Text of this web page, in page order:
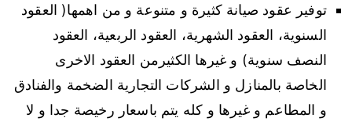
توفير عقود صيانة كثيرة و متنوعة و من اهمها( العقود
السنوية، العقود الشهرية، العقود الربعية، العقود
النصف سنوية) و غيرها الكثيرمن العقود الاخرى
الخاصة بالمنازل و الشركات التجارية الضخمة والفنادق
و المطاعم و غيرها و كله يتم باسعار رخيصة جدا و لا